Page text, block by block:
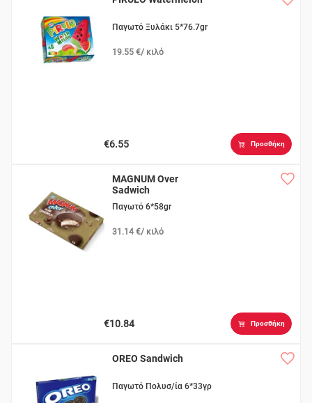
Παγωτό Ξυλάκι 5*76.7gr
19.55 €/ κιλό
€6.55 Προσθήκη
MAGNUM Over
Sadwich
Παγωτό 6*58gr
31.14 €/ κιλό
€10.84 Προσθήκη
OREO Sandwich
Παγωτό Πολυσ/ία 6*33γρ